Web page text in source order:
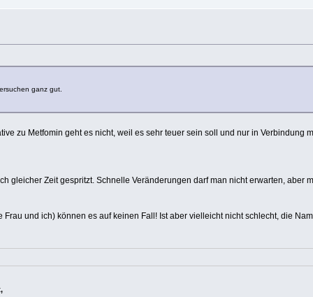
ganz gut.
zu Metfomin geht es nicht, weil es sehr teuer sein soll und nur in Verbindung
gleicher Zeit gespritzt. Schnelle Veränderungen darf man nicht erwarten, aber
und ich) können es auf keinen Fall! Ist aber vielleicht nicht schlecht, die